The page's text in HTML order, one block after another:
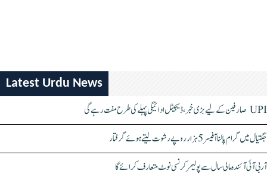
Latest Urdu News
UPI صارفین کے لیے بڑی خبر، ڈیجیٹل ادائیگی پہلے کی طرح مفت رہے گی
جگتیال میں گرام پالنا آفیسر 5 ہزار روپے رشوت لیتے ہوئے گرفتار
آر بی آئی آئندہ مالی سال سے پولیمر کرنسی نوٹ متعارف کرائے گا